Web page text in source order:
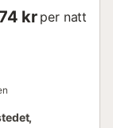
kr per natt